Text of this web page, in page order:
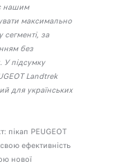
нашим
максимально
за
без
У підсумку
Landtrek
для українських
пікап PEUGEOT
ефективність
нової